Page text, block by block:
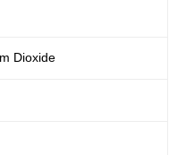
Dioxide